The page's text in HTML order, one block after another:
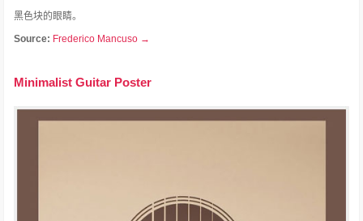
黑色块的眼睛。
Source: Frederico Mancuso →
Minimalist Guitar Poster